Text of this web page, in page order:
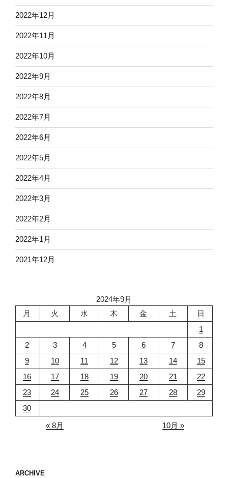
2022年12月
2022年11月
2022年10月
2022年9月
2022年8月
2022年7月
2022年6月
2022年5月
2022年4月
2022年3月
2022年2月
2022年1月
2021年12月
2024年9月
月
火 水 木 金 土
日
1
2
3 4 5 6 7
8
9
10 11 12 13 14
15
16
17 18 19 20 21
22
23
24 25 26 27 28
29
30
« 8月
10月 »
ARCHIVE